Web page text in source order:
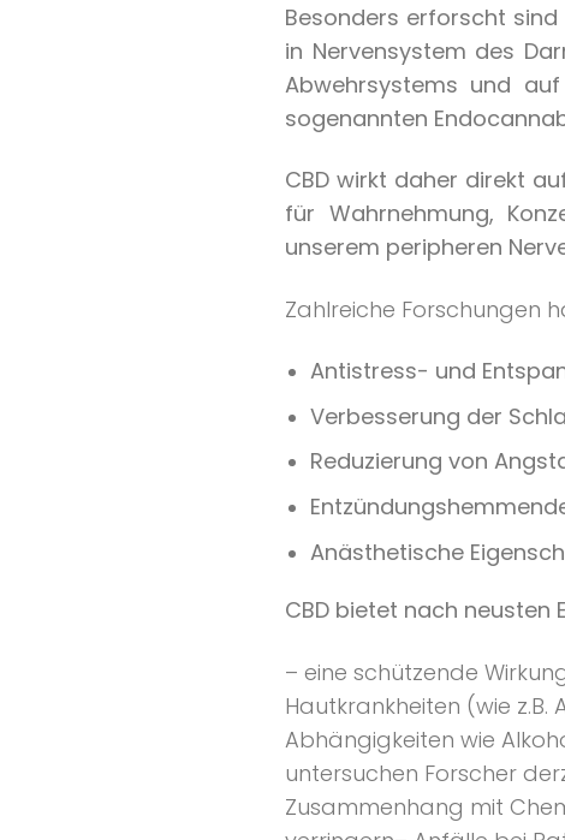
Besonders erforscht
in Nervensystem des
Abwehrsystems und
sogenannten
CBD wirkt daher direkt
für Wahrnehmung,
unserem peripheren
Zahlreiche Forschungen
Antistress- und
Verbesserung der
Reduzierung von
Anästhetische
CBD bietet nach neusten
– eine schützende
Hautkrankheiten (wie
Abhängigkeiten wie
untersuchen Forscher
Zusammenhang mit